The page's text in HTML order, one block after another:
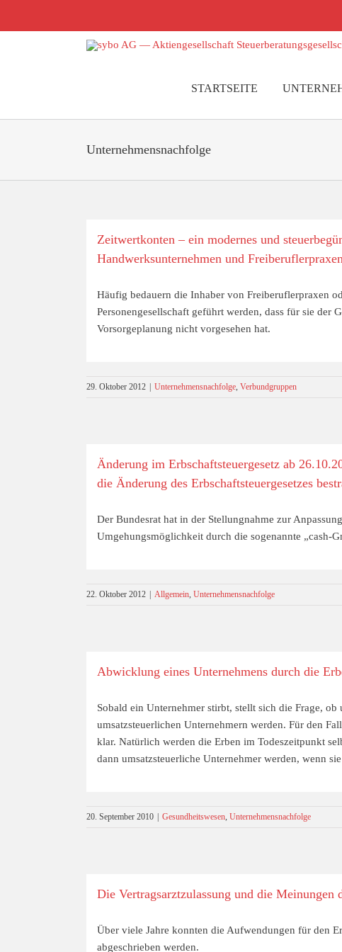
STARTSEITE
Unternehmensnachfolge
Zeitwertkonten – ein modernes und
Handwerksunternehmen und
Häufig bedauern die Inhaber von Freiberuflerpraxen
Personengesellschaft geführt werden, dass für sie der
Vorsorgeplanung nicht vorgesehen hat.
29. Oktober 2012 Unternehmensnachfolge, Verbundgruppen
Änderung im Erbschaftsteuergesetz ab
die Änderung des Erbschaftsteuergesetzes
Der Bundesrat hat in der Stellungnahme zur
Umgehungsmöglichkeit durch die sogenannte „cash-
22. Oktober 2012 Allgemein, Unternehmensnachfolge
Abwicklung eines Unternehmens durch die
Sobald ein Unternehmer stirbt, stellt sich die Frage,
umsatzsteuerlichen Unternehmern werden. Für den
klar. Natürlich werden die Erben im Todeszeitpunkt
dann umsatzsteuerliche Unternehmer werden, wenn
20. September 2010 Gesundheitswesen, Unternehmensnachfolge
Die Vertragsarztzulassung und die Meinungen
Über viele Jahre konnten die Aufwendungen für den
abgeschrieben werden.